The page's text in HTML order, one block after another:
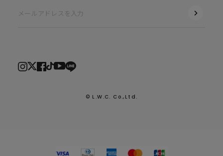
© L.W.C. Co.,Ltd.